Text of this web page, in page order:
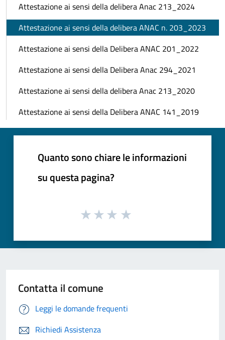
Attestazione ai sensi della delibera Anac 213_2024
Attestazione ai sensi della delibera ANAC n. 203_2023
Attestazione ai sensi della Delibera ANAC 201_2022
Attestazione ai sensi della Delibera Anac 294_2021
Attestazione ai sensi della delibera Anac 213_2020
Attestazione ai sensi della Delibera ANAC 141_2019
Quanto sono chiare le informazioni
su questa pagina?
Contatta il comune
Leggi le domande frequenti
Richiedi Assistenza